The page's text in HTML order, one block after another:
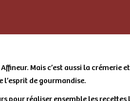
Mais c’est aussi la crémerie
l’esprit de gourmandise.